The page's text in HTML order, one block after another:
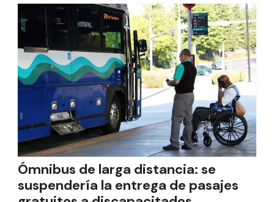
Ómnibus de larga distancia: se
suspendería la entrega de pasajes